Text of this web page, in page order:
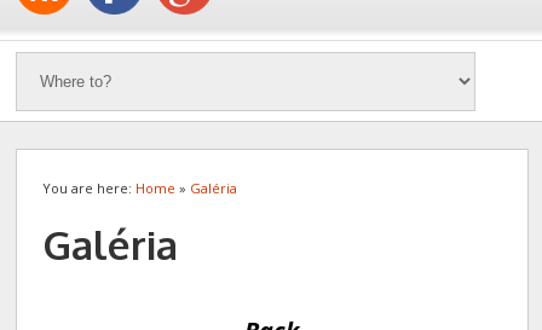
You are here: Home » Galéria
Galéria